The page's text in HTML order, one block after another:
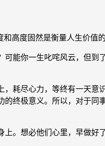
和高度固然是衡量人生价值
你一生叱咤风云，但到
尽心力，等终有一天意
终极意义。所以，对于同
想必他们心里，早做好